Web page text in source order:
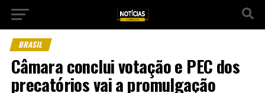
BRASIL
Câmara conclui votação e PEC dos
precatórios vai a promulgação